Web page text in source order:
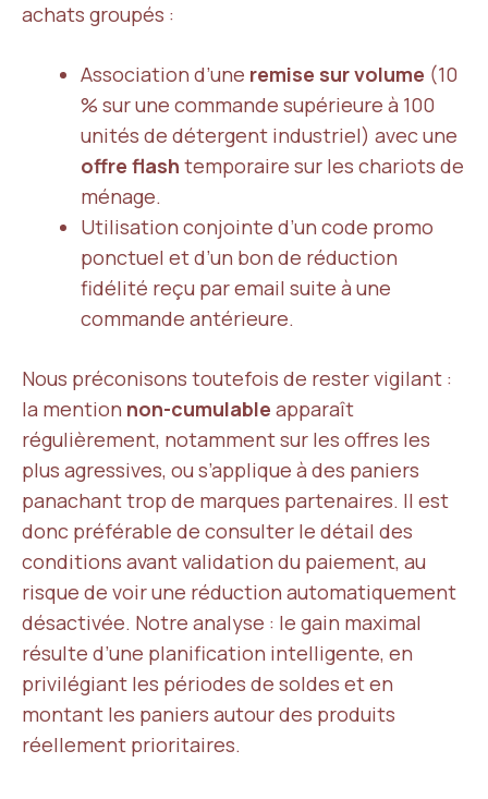
achats groupés :
Association d’une remise sur volume (10
% sur une commande supérieure à 100
unités de détergent industriel) avec une
offre flash temporaire sur les chariots de
ménage.
Utilisation conjointe d’un code promo
ponctuel et d’un bon de réduction
fidélité reçu par email suite à une
commande antérieure.
Nous préconisons toutefois de rester vigilant :
la mention non-cumulable apparaît
régulièrement, notamment sur les offres les
plus agressives, ou s’applique à des paniers
panachant trop de marques partenaires. Il est
donc préférable de consulter le détail des
conditions avant validation du paiement, au
risque de voir une réduction automatiquement
désactivée. Notre analyse : le gain maximal
résulte d’une planification intelligente, en
privilégiant les périodes de soldes et en
montant les paniers autour des produits
réellement prioritaires.